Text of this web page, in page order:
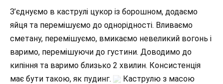
З’єднуємо в каструлі цукор із борошном, додаємо
яйця та перемішуємо до однорідності. Вливаємо
сметану, перемішуємо, вмикаємо невеликий вогонь і
варимо, перемішуючи до густини. Доводимо до
кипіння та варимо близько 2 хвилин. Консистенція
має бути такою, як пудинг.
Каструлю з масою